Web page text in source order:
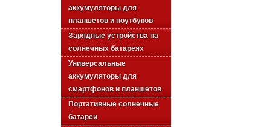
аккумуляторы для
планшетов и ноутбуков
Зарядные устройства на
солнечных батареях
Универсальные
аккумуляторы для
смартфонов и планшетов
Портативные солнечные
батареи